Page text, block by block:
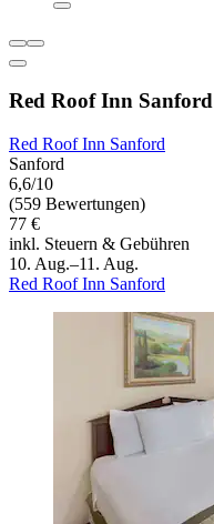
Red Roof Inn Sanford
Red Roof Inn Sanford
Sanford
6,6/10
(559 Bewertungen)
77 €
inkl. Steuern & Gebühren
10. Aug.–11. Aug.
Red Roof Inn Sanford